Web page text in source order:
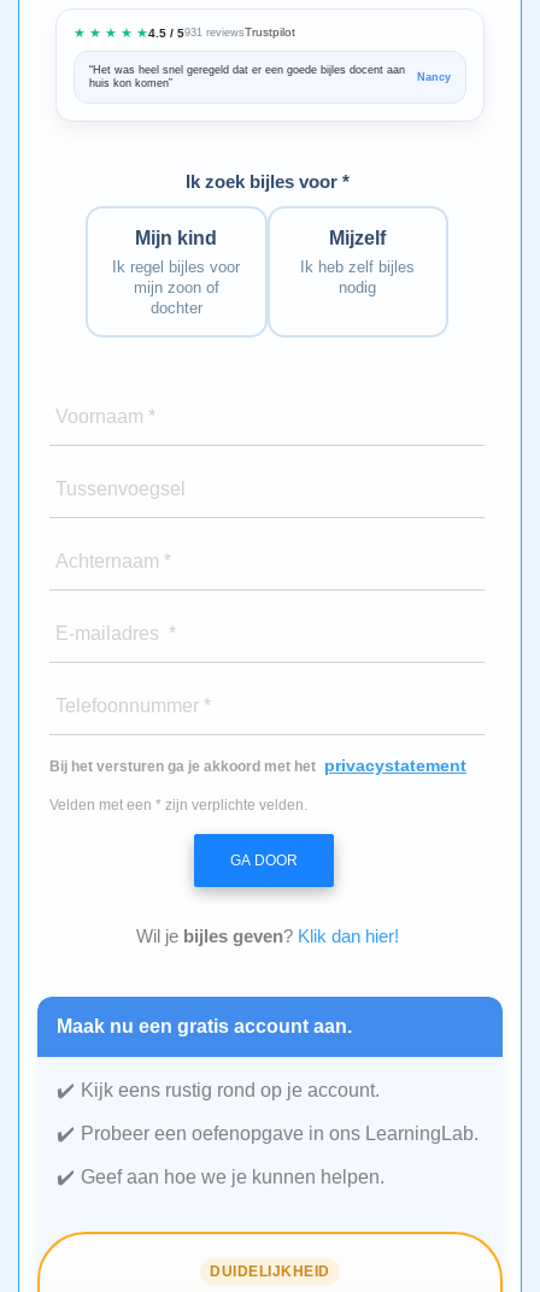
★ ★ ★ ★ ★4.5 / 5931 reviewsTrustpilot
“Het was heel snel geregeld dat er een goede bijles docent aan
huis kon komen”
Nancy
Ik zoek bijles voor *
Mijn kind
Ik regel bijles voor
mijn zoon of
dochter
Mijzelf
Ik heb zelf bijles
nodig
Voornaam *
Tussenvoegsel
Achternaam *
E-mailadres *
Telefoonnummer *
Bij het versturen ga je akkoord met het privacystatement
Velden met een * zijn verplichte velden.
GA DOOR
Wil je bijles geven? Klik dan hier!
Maak nu een gratis account aan.
Kijk eens rustig rond op je account.
Probeer een oefenopgave in ons LearningLab.
Geef aan hoe we je kunnen helpen.
DUIDELIJKHEID